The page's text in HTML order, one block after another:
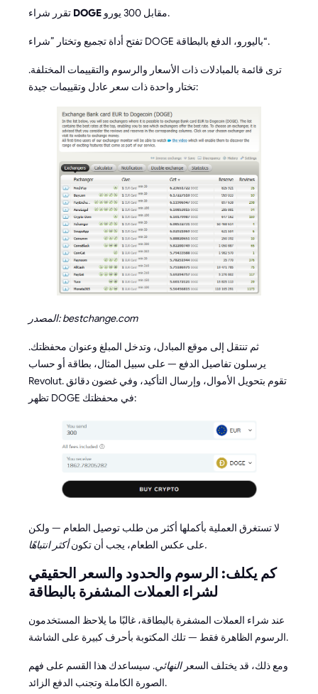
DOGE مقابل 300 يورو.
تفتح أداة تجميع وتختار ”شراء DOGE باليورو، الدفع بالبطاقة“.
ترى قائمة بالمبادلات ذات الأسعار والرسوم والتقييمات المختلفة.
تختار واحدة ذات سعر عادل وتقييمات جيدة:
المصدر: bestchange.com
ثم تنتقل إلى موقع المبادل، وتدخل المبلغ وعنوان محفظتك.
يرسلون تفاصيل الدفع — على سبيل المثال، بطاقة أو حساب
Revolut. تقوم بتحويل الأموال، وإرسال التأكيد، وفي غضون دقائق
تظهر DOGE في محفظتك:
لا تستغرق العملية بأكملها أكثر من طلب توصيل الطعام — ولكن
على عكس الطعام، يجب أن تكونأكثر انتباهًا.
كم يكلف: الرسوم والحدود والسعر الحقيقي
لشراء العملات المشفرة بالبطاقة
عند شراء العملات المشفرة بالبطاقة، غالبًا ما يلاحظ المستخدمون
الرسوم الظاهرة فقط — تلك المكتوبة بأحرف كبيرة على الشاشة.
ومع ذلك، قد يختلف السعرالنهائي. سيساعدك هذا القسم على فهم
الصورة الكاملة وتجنب الدفع الزائد.